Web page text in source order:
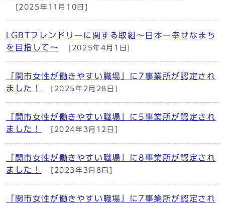
[2025年11月10日]
LGBTフレンドリーに関する取組～日本一幸せなまち
を目指して～
[2025年4月1日]
「関市女性が働きやすい職場」に7事業所が認定され
ました！
[2025年2月28日]
「関市女性が働きやすい職場」に5事業所が認定され
ました！
[2024年3月12日]
「関市女性が働きやすい職場」に8事業所が認定され
ました！
[2023年3月8日]
「関市女性が働きやすい職場」に7事業所が認定され